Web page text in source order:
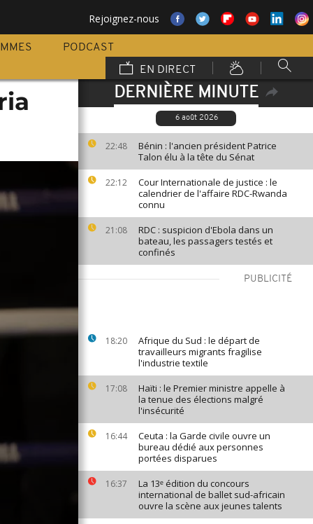
Rejoignez-nous
PODCAST
EN DIRECT
DERNIÈRE MINUTE
6 août 2026
22:48
Bénin : l'ancien président Patrice
Talon élu à la tête du Sénat
22:12
Cour Internationale de justice : le
calendrier de l'affaire RDC-Rwanda
connu
21:08
RDC : suspicion d'Ebola dans un
bateau, les passagers testés et
confinés
PUBLICITÉ
18:20
Afrique du Sud : le départ de
travailleurs migrants fragilise
l'industrie textile
17:08
Haïti : le Premier ministre appelle à
la tenue des élections malgré
l'insécurité
16:44
Ceuta : la Garde civile ouvre un
bureau dédié aux personnes
portées disparues
16:37
La 13ᵉ édition du concours
international de ballet sud-africain
ouvre la scène aux jeunes talents